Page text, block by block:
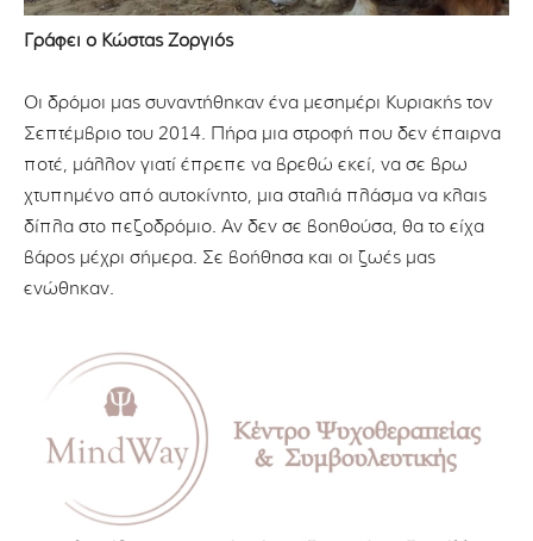
Γράφει ο Κώστας Ζοργιός
Οι δρόμοι μας συναντήθηκαν ένα μεσημέρι Κυριακής τον
Σεπτέμβριο του 2014. Πήρα μια στροφή που δεν έπαιρνα
ποτέ, μάλλον γιατί έπρεπε να βρεθώ εκεί, να σε βρω
χτυπημένο από αυτοκίνητο, μια σταλιά πλάσμα να κλαις
δίπλα στο πεζοδρόμιο. Αν δεν σε βοηθούσα, θα το είχα
βάρος μέχρι σήμερα. Σε βοήθησα και οι ζωές μας
ενώθηκαν.